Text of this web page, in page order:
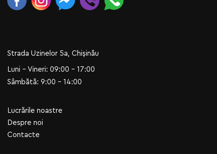
Strada Uzinelor 5a, Chișinău
Luni - Vineri: 09:00 - 17:00
Sâmbătă: 9:00 - 14:00
Lucrările noastre
Despre noi
Contacte